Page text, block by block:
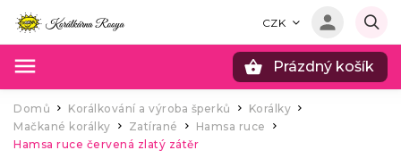
CZK
Prázdný košík
Domů / Korálkování a výroba šperků Korálky /
Mačkané korálky
Zatírané Hamsa ruce
Hamsa ruce červená zlatý zátěr